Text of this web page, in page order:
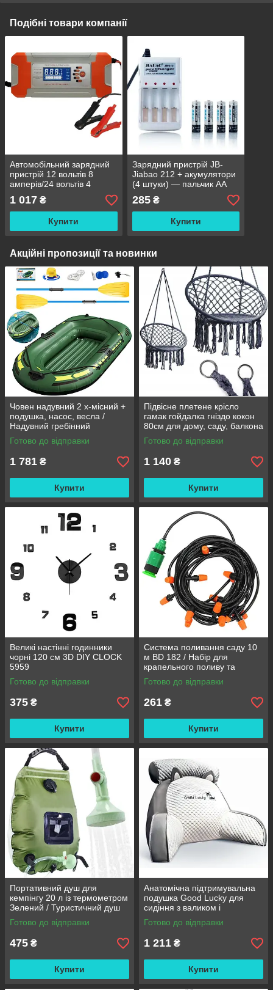
Подібні товари компанії
Автомобільний зарядний
пристрій 12 вольтів 8
амперів/24 вольтів 4
1 017 ₴
Купити
Зарядний пристрій JB-
Jiabao 212 + акумулятори
(4 штуки) — пальчик AA
285₴
Купити
Акційні пропозиції та новинки
Човен надувний 2 х-місний +
подушка, насос, весла /
Надувний гребінний
двомісний гумовий човен
180/98см
Готово до відправки
1 781 ₴
Купити
Підвісне плетене крісло
гамак гойдалка гніздо кокон
80см для дому, саду, балкона
та тераси
Готово до відправки
1 140 ₴
Купити
Великі настінні годинники
чорні 120 см 3D DIY CLOCK
5959
Готово до відправки
375 ₴
Купити
Система поливання саду 10
м BD 182 / Набір для
крапельного поливу та
охолодження / Комплект для
поливання
Готово до відправки
261 ₴
Купити
Портативний душ для
кемпінгу 20 л із термометром
Зелений / Туристичний душ
переносний з лійкою /
Польовий душ сумка
Готово до відправки
475 ₴
Купити
Анатомічна підтримувальна
подушка Good Lucky для
сидіння з валиком і
підлокітниками
Готово до відправки
1 211 ₴
Купити